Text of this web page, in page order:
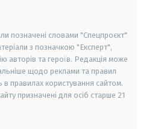
позначені словами "Спецпроєкт"
з позначкою "Експерт",
авторів та героїв. Редакція може
щодо реклами та правил
правилах користування сайтом.
призначені для осіб старше 21